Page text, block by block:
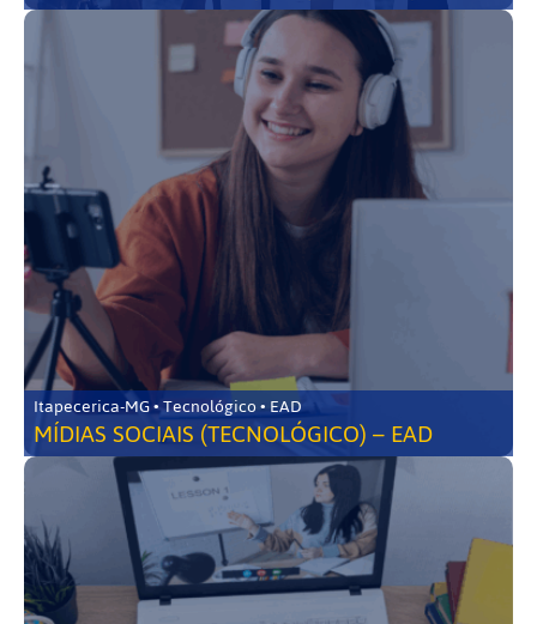
Itapecerica-MG • Tecnológico • EAD
MÍDIAS SOCIAIS (TECNOLÓGICO) – EAD